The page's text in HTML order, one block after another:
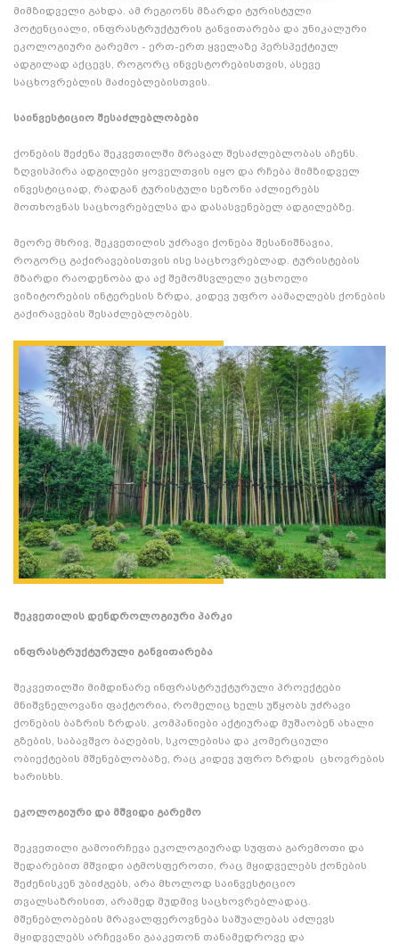
მიმზიდველი გახდა. ამ რეგიონს მზარდი ტურისტული
პოტენციალი, ინფრასტრუქტურის განვითარება და უნიკალური
ეკოლოგიური გარემო - ერთ-ერთ ყველაზე პერსპექტიულ
ადგილად აქცევს, როგორც ინვესტორებისთვის, ასევე
საცხოვრებლის მაძიებლებისთვის.
საინვესტიციო შესაძლებლობები
ქონების შეძენა შეკვეთილში მრავალ შესაძლებლობას აჩენს.
ზღვისპირა ადგილები ყოველთვის იყო და რჩება მიმზიდველ
ინვესტიციად, რადგან ტურისტული სეზონი აძლიერებს
მოთხოვნას საცხოვრებელსა და დასასვენებელ ადგილებზე.
მეორე მხრივ, შეკვეთილის უძრავი ქონება შესანიშნავია,
როგორც გაქირავებისთვის ისე საცხოვრებლად. ტურისტების
მზარდი რაოდენობა და აქ შემომსვლელი უცხოელი
ვიზიტორების ინტერესის ზრდა, კიდევ უფრო აამაღლებს ქონების
გაქირავების შესაძლებლობებს.
შეკვეთილის დენდროლოგიური პარკი
ინფრასტრუქტურული განვითარება
შეკვეთილში მიმდინარე ინფრასტრუქტურული პროექტები
მნიშვნელოვანი ფაქტორია, რომელიც ხელს უწყობს უძრავი
ქონების ბაზრის ზრდას. კომპანიები აქტიურად მუშაობენ ახალი
გზების, საბავშვო ბაღების, სკოლებისა და კომერციული
ობიექტების მშენებლობაზე, რაც კიდევ უფრო ზრდის ცხოვრების
ხარისხს.
ეკოლოგიური და მშვიდი გარემო
შეკვეთილი გამოირჩევა ეკოლოგიურად სუფთა გარემოთი და
შედარებით მშვიდი ატმოსფეროთი, რაც მყიდველებს ქონების
შეძენისკენ უბიძგებს, არა მხოლოდ საინვესტიციო
თვალსაზრისით, არამედ მუდმივ საცხოვრებლადაც.
მშენებლობების მრავალფეროვნება საშუალებას აძლევს
მყიდველებს არჩევანი გააკეთონ თანამედროვე და